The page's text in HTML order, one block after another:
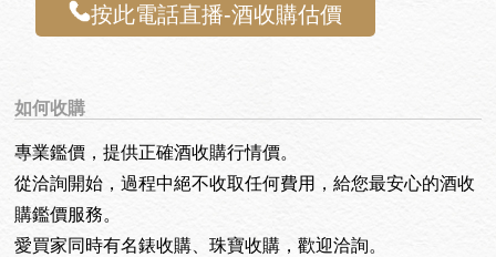
按此電話直播-酒收購估價
如何收購
專業鑑價，提供正確酒收購行情價。
從洽詢開始，過程中絕不收取任何費用，給您最安心的酒收
購鑑價服務。
愛買家同時有名錶收購、珠寶收購，歡迎洽詢。